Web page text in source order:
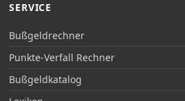
SERVICE
Bußgeldrechner
Punkte-Verfall Rechner
Bußgeldkatalog